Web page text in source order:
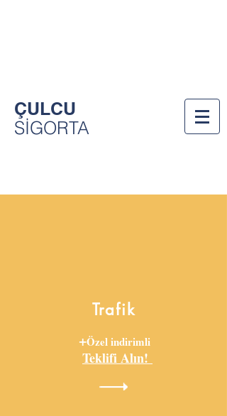
ÇULCU
SİGORTA
Trafik
+Özel indirimli
Teklifi Alın!